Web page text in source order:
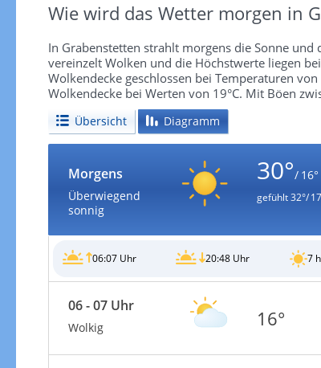
Wie wird das Wetter morgen in
In Grabenstetten strahlt morgens die Sonne und
vereinzelt Wolken und die Höchstwerte liegen
Wolkendecke geschlossen bei Temperaturen
Wolkendecke bei Werten von 19°C. Mit Böen
Übersicht Diagramm
Morgens
Überwiegend
sonnig
30°/ 16°
gefühlt32°/
06:07 Uhr 20:48 Uhr 7 h
06 - 07 Uhr
Wolkig 16°
Unwetterwarnungen